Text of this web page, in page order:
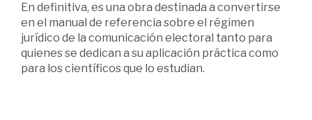
En definitiva, es una obra destinada a convertirse
en el manual de referencia sobre el régimen
jurídico de la comunicación electoral tanto para
quienes se dedican a su aplicación práctica como
para los científicos que lo estudian.